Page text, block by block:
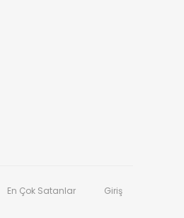
En Çok Satanlar Giriş